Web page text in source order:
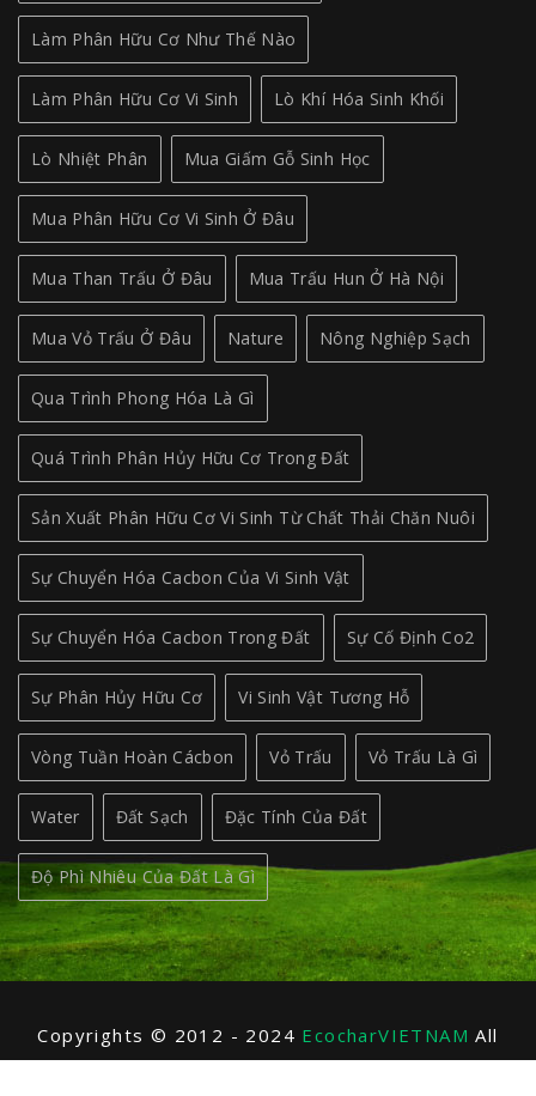
Làm Phân Hữu Cơ Như Thế Nào
Làm Phân Hữu Cơ Vi Sinh Lò Khí Hóa Sinh Khối
Lò Nhiệt Phân Mua Giấm Gỗ Sinh Học
Mua Phân Hữu Cơ Vi Sinh Ở Đâu
Mua Than Trấu Ở Đâu Mua Trấu Hun Ở Hà Nội
Mua Vỏ Trấu Ở Đâu Nature Nông Nghiệp Sạch
Qua Trình Phong Hóa Là Gì
Quá Trình Phân Hủy Hữu Cơ Trong Đất
Sản Xuất Phân Hữu Cơ Vi Sinh Từ Chất Thải Chăn Nuôi
Sự Chuyển Hóa Cacbon Của Vi Sinh Vật
Sự Chuyển Hóa Cacbon Trong Đất Sự Cố Định Co2
Sự Phân Hủy Hữu Cơ Vi Sinh Vật Tương Hỗ
Vòng Tuần Hoàn Cácbon Vỏ Trấu Vỏ Trấu Là Gì
Water Đất Sạch Đặc Tính Của Đất
Độ Phì Nhiêu Của Đất Là Gì
Copyrights © 2012 - 2024 EcocharVIETNAM All
Rights Reserved.